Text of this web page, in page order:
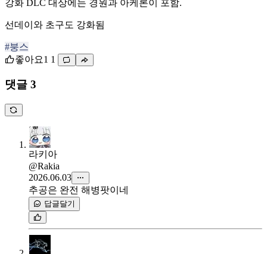
강화 DLC 대상에는 경원과 아케론이 포함.
선데이와 초구도 강화됨
#붕스
좋아요1 1
댓글 3
라키아
@Rakia
2026.06.03
추공은 완전 해병팟이네
답글달기